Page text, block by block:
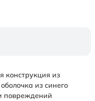
конструкция из
из синего
повреждений